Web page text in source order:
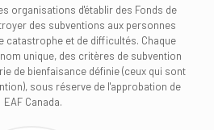
organisations d'établir des Fonds de
des subventions aux personnes
catastrophe et de difficultés. Chaque
unique, des critères de subvention
de bienfaisance définie (ceux qui sont
sous réserve de l'approbation de
EAF Canada.